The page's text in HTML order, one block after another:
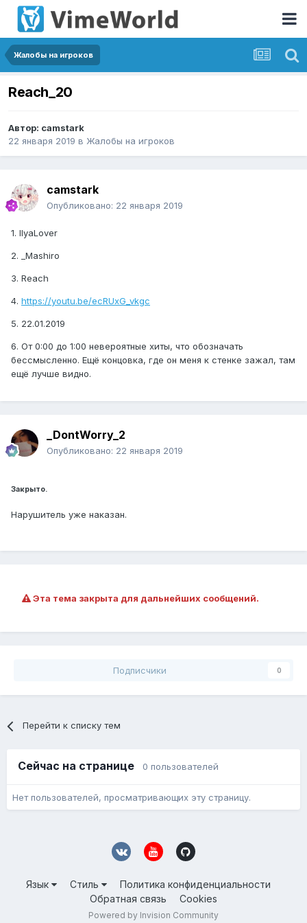
Жалобы на игроков
Reach_20
Автор: camstark
22 января 2019 в Жалобы на игроков
camstark
Опубликовано: 22 января 2019
1. IlyaLover
2. _Mashiro
3. Reach
4. https://youtu.be/ecRUxG_vkgc
5. 22.01.2019
6. От 0:00 до 1:00 невероятные хиты, что обозначать
бессмысленно. Ещё концовка, где он меня к стенке зажал, там
ещё лучше видно.
_DontWorry_2
Опубликовано: 22 января 2019
Закрыто.
Нарушитель уже наказан.
Эта тема закрыта для дальнейших сообщений.
Подписчики 0
Перейти к списку тем
Сейчас на странице 0 пользователей
Нет пользователей, просматривающих эту страницу.
Язык Стиль
Политика конфиденциальности
Обратная связь
Cookies
Powered by Invision Community